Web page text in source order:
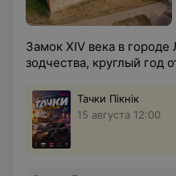
Замок XIV века в
Тачки Пікнік
15 августа 12:00